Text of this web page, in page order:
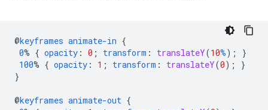
@keyframes animate-in {
0% { opacity : 0 ; transform : translateY(10%);
}
100% { opacity : 1 ; transform : translateY(0);
}
}
@keyframes animate-out {